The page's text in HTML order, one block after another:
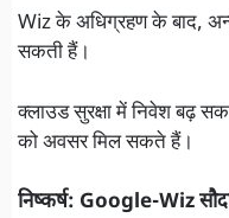
Wiz के अधिग्रहण के बाद,
सकती हैं।
क्लाउड सुरक्षा में निवेश बढ़
को अवसर मिल सकते हैं।
निष्कर्ष: Google-Wiz